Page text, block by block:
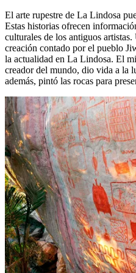
El arte rupestre de La Lindosa
Estas historias ofrecen
culturales de los antiguos
creación contado por el pueblo
la actualidad en La Lindosa. El
creador del mundo, dio vida a la
además, pintó las rocas para